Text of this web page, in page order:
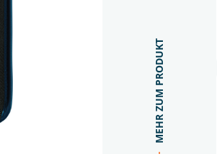
MEHR ZUM PRODUKT